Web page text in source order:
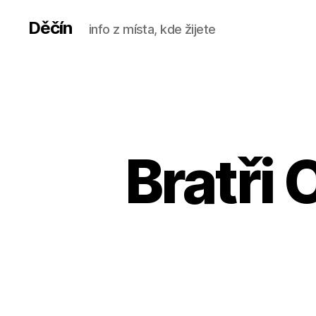
Děčín info z místa, kde žijete
Bratři